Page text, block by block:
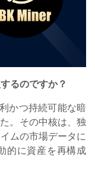
るのですか？
かつ持続可能な暗
。その中核は、独
ムの市場データに
的に資産を再構成